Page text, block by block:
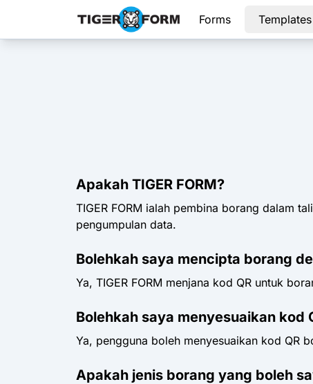
Forms Templates
Apakah TIGER FORM?
TIGER FORM ialah pembina borang dalam
pengumpulan data.
Bolehkah saya mencipta borang
Ya, TIGER FORM menjana kod QR untuk
Bolehkah saya menyesuaikan kod
Ya, pengguna boleh menyesuaikan kod QR
Apakah jenis borang yang boleh